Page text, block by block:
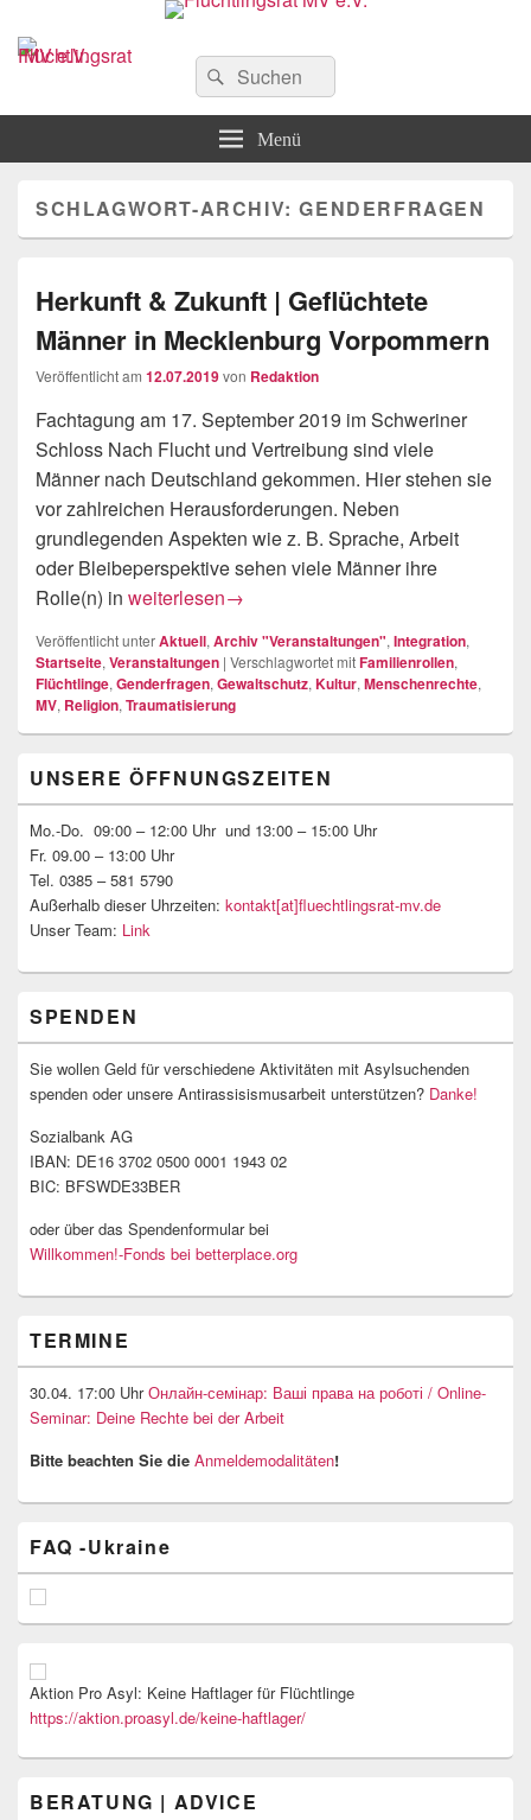
Flüchtlingsrat MV e.V.
Schwerin
Suchen
nach:
Suchen
Menü
SCHLAGWORT-ARCHIV:GENDERFRAGEN
Herkunft & Zukunft | Geflüchtete
Männer in Mecklenburg Vorpommern
Veröffentlicht am 12.07.2019von Redaktion
Fachtagung am 17. September 2019 im Schweriner
Schloss Nach Flucht und Vertreibung sind viele
Männer nach Deutschland gekommen. Hier stehen sie
vor zahlreichen Herausforderungen. Neben
grundlegenden Aspekten wie z. B. Sprache, Arbeit
oder Bleibeperspektive sehen viele Männer ihre
Rolle(n) in Herkunft & Zukunft | Geflüchtete Männer in
weiterlesen→
Veröffentlicht unterAktuell, Archiv "Veranstaltungen", Integration,
Startseite, Veranstaltungen | Verschlagwortet mitFamilienrollen,
Flüchtlinge, Genderfragen, Gewaltschutz, Kultur, Menschenrechte,
MV, Religion, Traumatisierung
Seitenleisten-
Widgetbereich
UNSERE ÖFFNUNGSZEITEN
Mo.-Do. 09:00 – 12:00 Uhr und 13:00 – 15:00 Uhr
Fr. 09.00 – 13:00 Uhr
Tel. 0385 – 581 5790
Außerhalb dieser Uhrzeiten: kontakt[at]fluechtlingsrat-mv.de
Unser Team: Link
SPENDEN
Sie wollen Geld für verschiedene Aktivitäten mit Asylsuchenden
spenden oder unsere Antirassisismusarbeit unterstützen? Danke!
Sozialbank AG
IBAN: DE16 3702 0500 0001 1943 02
BIC: BFSWDE33BER
oder über das Spendenformular bei
Willkommen!-Fonds bei betterplace.org
TERMINE
30.04. 17:00 UhrОнлайн-семінар: Ваші права на роботі / Online-
Seminar: Deine Rechte bei der Arbeit
Bitte beachten Sie die Anmeldemodalitäten!
FAQ -Ukraine
Aktion Pro Asyl: Keine Haftlager für Flüchtlinge
https://aktion.proasyl.de/keine-haftlager/
BERATUNG | ADVICE